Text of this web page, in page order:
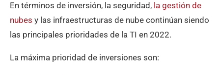
En términos de inversión, la seguridad, la gestión de
nubes y las infraestructuras de nube continúan siendo
las principales prioridades de la TI en 2022.
La máxima prioridad de inversiones son: